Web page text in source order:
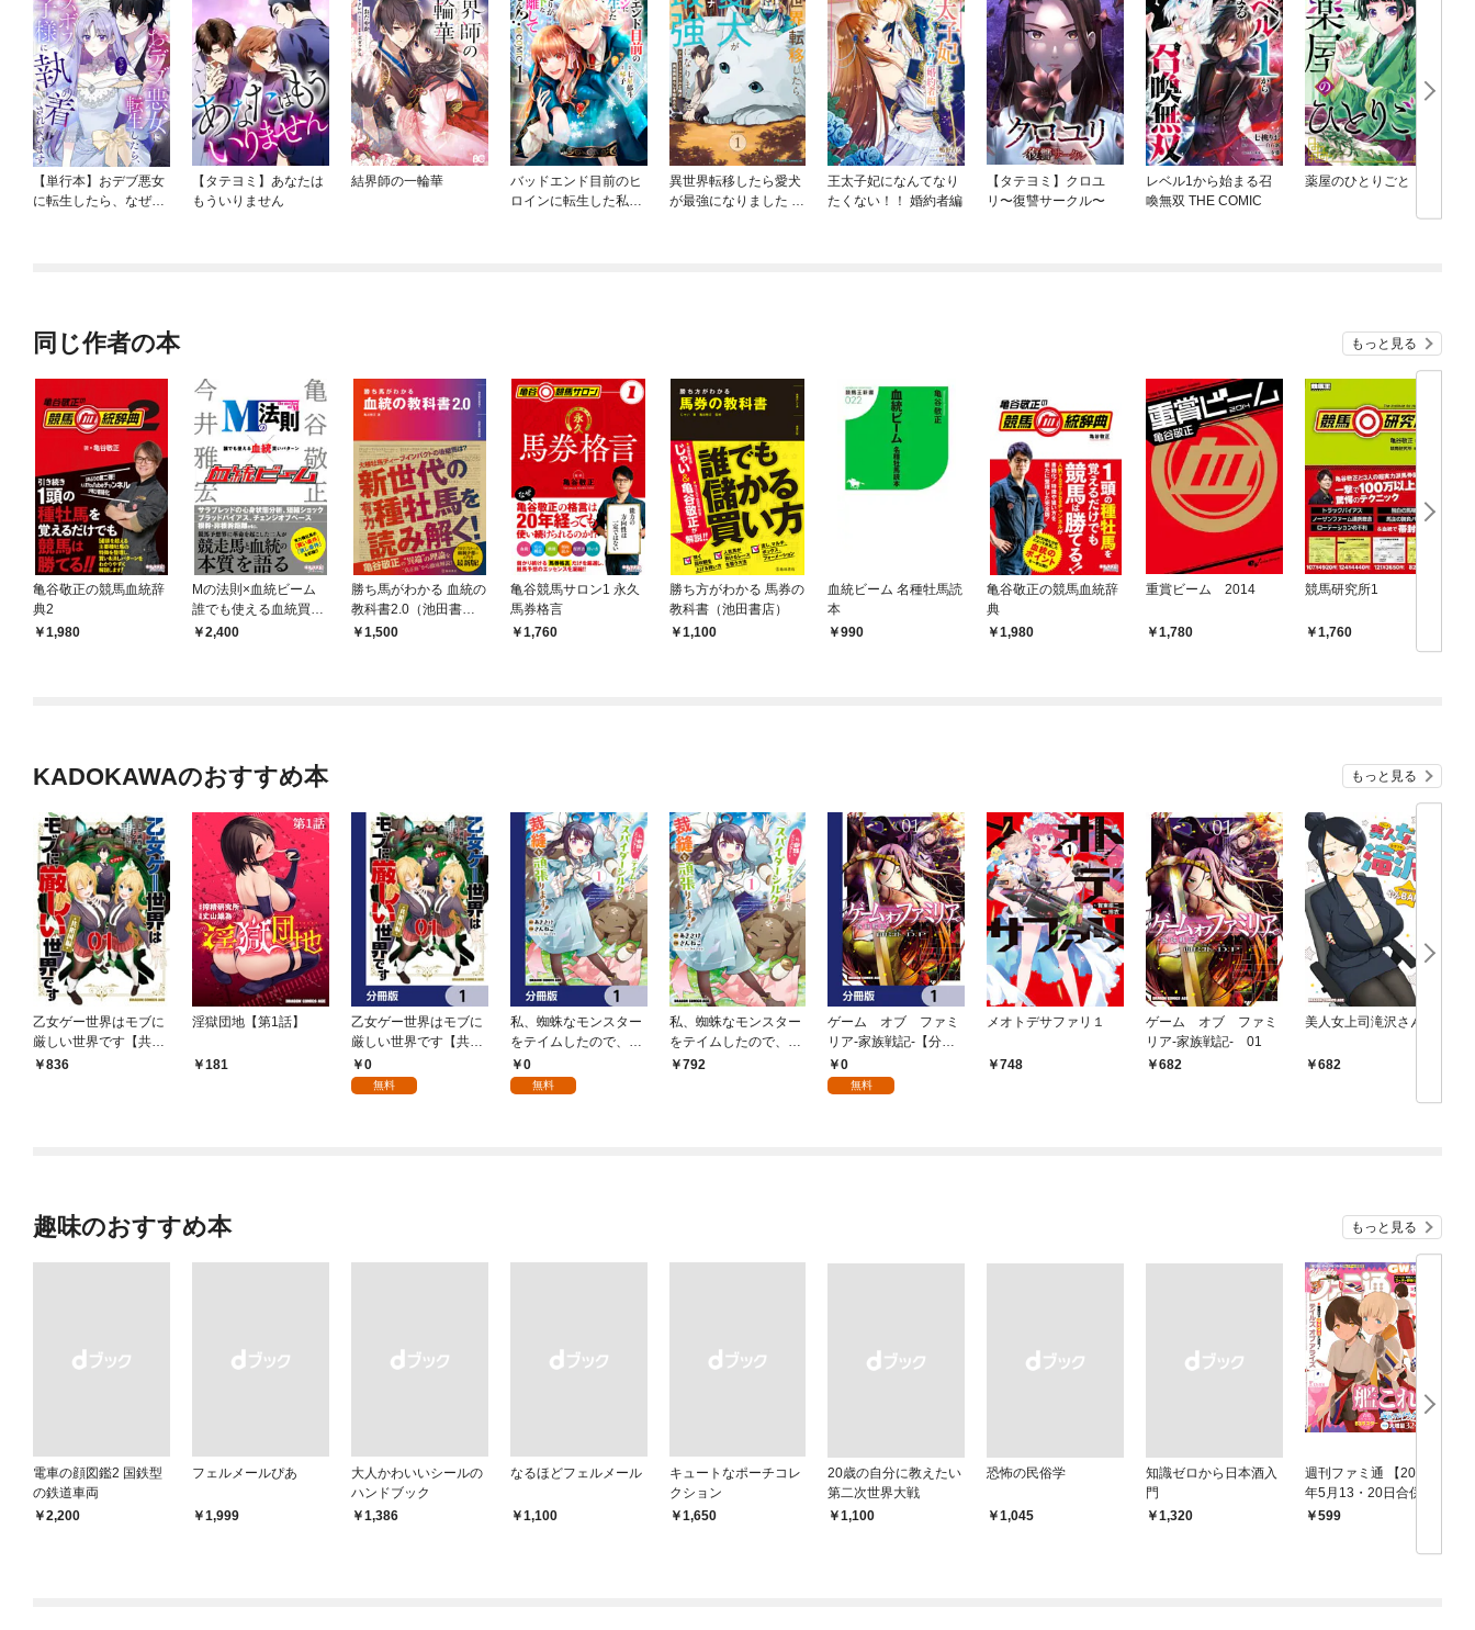
【単行本】おデブ悪女
に転生したら、なぜか
【タテヨミ】あなたは
もういりません
結界師の一輪華
バッドエンド目前のヒ
ロインに転生した私、
異世界転移したら愛犬
が最強になりました ～
王太子妃になんてなり
たくない！！ 婚約者編
【タテヨミ】クロユ
リ〜復讐サークル〜
レベル1から始まる召
喚無双 THE COMIC
薬屋のひとりごと
同じ作者の本 もっと見る
亀谷敬正の競馬血統辞
典2
1,980
Mの法則×血統ビーム
誰でも使える血統買い
パターン
2,400
勝ち馬がわかる 血統の
教科書2.0（池田書
店）1,500
亀谷競馬サロン1 永久
馬券格言
1,760
勝ち方がわかる 馬券の
教科書（池田書店）
1,100
血統ビーム 名種牡馬読
本
990
亀谷敬正の競馬血統辞
典
1,980
重賞ビーム 2014
1,780
競馬研究所1
1,760
KADOKAWAのおすすめ本 もっと見る
乙女ゲー世界はモブに
厳しい世界です【共和
国編】 ０１
836
淫獄団地【第1話】
181
乙女ゲー世界はモブに
厳しい世界です【共和
国編】【分冊版】 1
0
無料
私、蜘蛛なモンスター
をテイムしたので、ス
パイダーシルクで裁縫
を頑張ります！【分冊
0
無料
私、蜘蛛なモンスター
をテイムしたので、ス
パイダーシルクで裁縫
792
ゲーム オブ ファミ
リア-家族戦記-【分冊
版】 1
0
無料
メオトデサファリ１
748
ゲーム オブ ファミ
リア-家族戦記- 01
682
美人女上司滝沢さん
682
趣味のおすすめ本 もっと見る
電車の顔図鑑2 国鉄型
の鉄道車両
￥2,200
フェルメールぴあ
￥1,999
大人かわいいシールの
ハンドブック
￥1,386
なるほどフェルメール
￥1,100
キュートなポーチコレ
クション
￥1,650
20歳の自分に教えたい
第二次世界大戦
￥1,100
恐怖の民俗学
￥1,045
知識ゼロから日本酒入
門
￥1,320
週刊ファミ通 【2021
年5月13・20日合併
号】599